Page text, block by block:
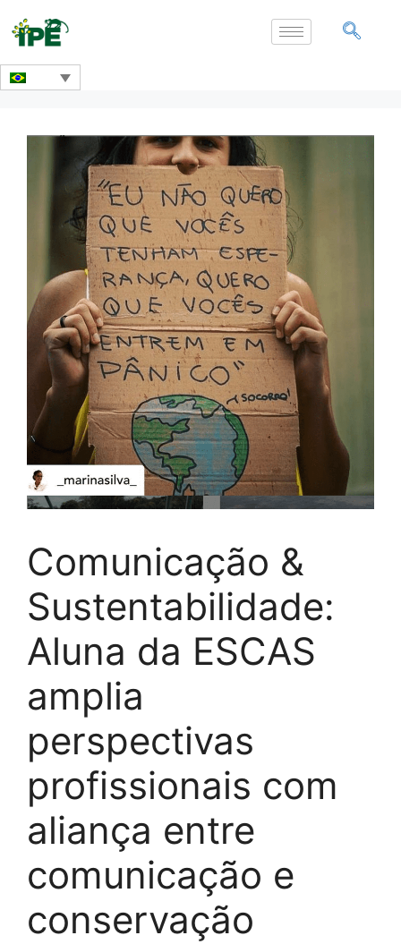
Comunicação &
Sustentabilidade:
Aluna da ESCAS
amplia
perspectivas
profissionais com
aliança entre
comunicação e
conservação